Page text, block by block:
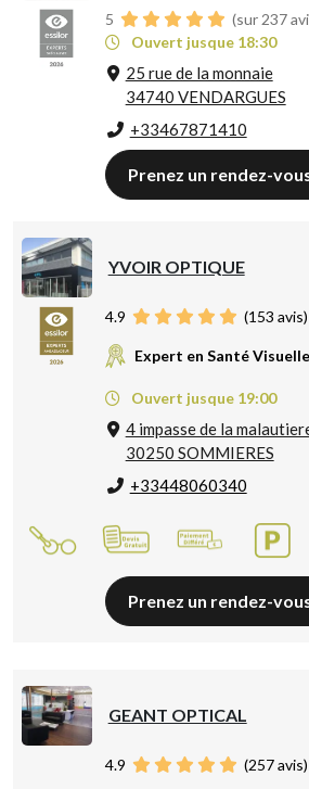
5
(sur 237
Ouvert jusque 18:30
25 rue de la monnaie
34740 VENDARGUES
+33467871410
Prenez un rendez-
YVOIR OPTIQUE
4.9 (153 avis)
Expert en Santé Visuelle
Ouvert jusque 19:00
4 impasse de la
30250 SOMMIERES
+33448060340
Prenez un rendez-
GEANT OPTICAL
4.9 (257avis)